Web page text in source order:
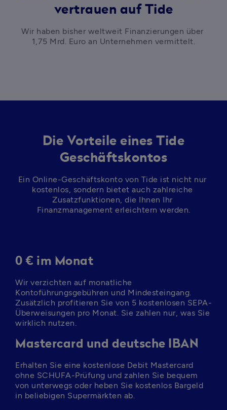
vertrauen auf Tide
Wir haben bisher weltweit Finanzierungen über
1,75 Mrd. Euro an Unternehmen vermittelt.
Die Vorteileeines Tide
Geschäftskontos
Ein Online-Geschäftskonto von Tide ist nicht nur
kostenlos, sondern bietet auch zahlreiche
Zusatzfunktionen, die Ihnen Ihr
Finanzmanagement erleichtern werden.
0 € im Monat
Wir verzichten auf monatliche
Kontoführungsgebühren und Mindesteingang.
Zusätzlich profitieren Sie von 5 kostenlosen SEPA-
Überweisungen pro Monat. Sie zahlen nur, was Sie
wirklich nutzen.
Mastercard und deutsche IBAN
Erhalten Sie eine kostenlose Debit Mastercard
ohne SCHUFA-Prüfung und zahlen Sie bequem
von unterwegs oder heben Sie kostenlos Bargeld
in beliebigen Supermärkten ab.